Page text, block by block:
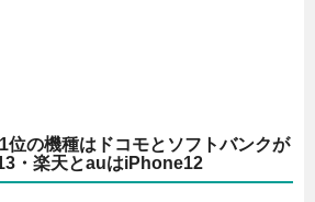
位の機種はドコモとソフトバンクが
・楽天とauはiPhone12